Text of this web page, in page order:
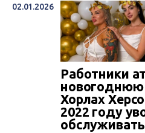
ликвидированы
Украины.
02.01.2026
Работники
новогоднюю
Хорлах
2022 году